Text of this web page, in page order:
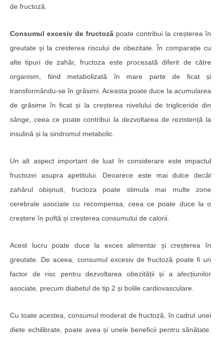
de fructoză.
Consumul excesiv de fructoză poate contribui la creșterea în
greutate și la cresterea riscului de obezitate. În comparație cu
alte tipuri de zahăr, fructoza este procesată diferit de către
organism, fiind metabolizată în mare parte de ficat și
transformându-se în grăsimi. Aceasta poate duce la acumularea
de grăsime în ficat și la creșterea nivelului de trigliceride din
sânge, ceea ce poate contribui la dezvoltarea de rezistență la
insulină și la sindromul metabolic.
Un alt aspect important de luat în considerare este impactul
fructozei asupra apetitului. Deoarece este mai dulce decât
zahărul obișnuit, fructoza poate stimula mai multe zone
cerebrale asociate cu recompensa, ceea ce poate duce la o
creștere în poftă și creșterea consumului de calorii.
Acest lucru poate duce la exces alimentar și creșterea în
greutate. De aceea, consumul excesiv de fructoză poate fi un
factor de risc pentru dezvoltarea obezității și a afecțiunilor
asociate, precum diabetul de tip 2 și bolile cardiovasculare.
Cu toate acestea, consumul moderat de fructoză, în cadrul unei
diete echilibrate, poate avea și unele beneficii pentru sănătate.